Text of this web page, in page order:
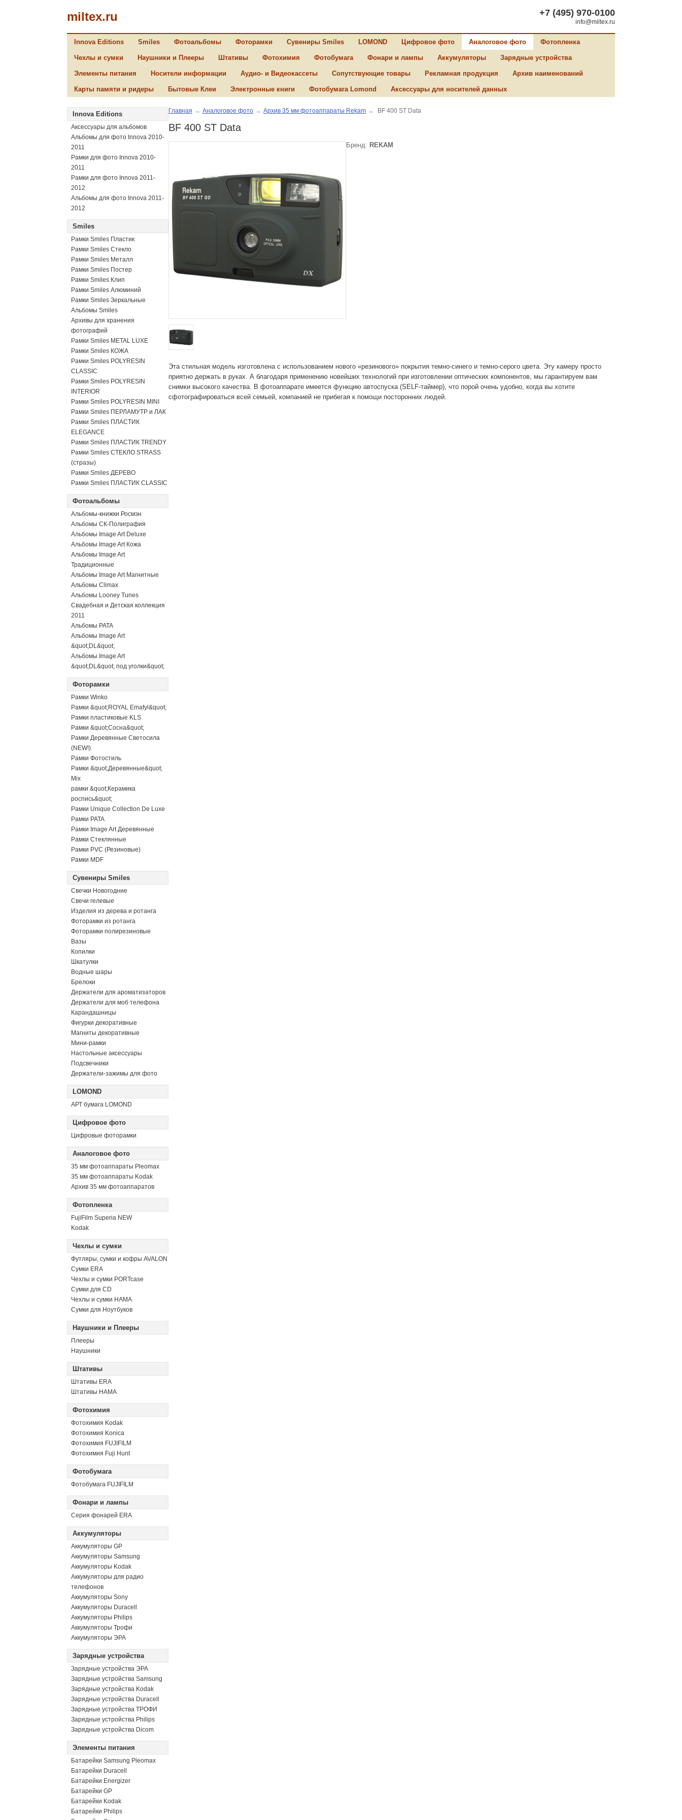
miltex.ru +7 (495) 970-0100
info@miltex.ru
Innova Editions Smiles Фотоальбомы Фоторамки Сувениры Smiles LOMOND Цифровое фото Аналоговое фото Фотопленка
Чехлы и сумки Наушники и Плееры Штативы Фотохимия Фотобумага Фонари и лампы Аккумуляторы Зарядные устройства
Элементы питания Носители информации Аудио- и Видеокассеты Сопутствующие товары Рекламная продукция Архив наименований
Карты памяти и ридеры Бытовые Клеи Электронные книги Фотобумага Lomond Аксессуары для носителей данных
Innova Editions
Аксессуары для альбомов
Альбомы для фото Innova 2010-
2011
Рамки для фото Innova 2010-
2011
Рамки для фото Innova 2011-
2012
Альбомы для фото Innova 2011-
2012
Smiles
Рамки Smiles Пластик
Рамки Smiles Стекло
Рамки Smiles Металл
Рамки Smiles Постер
Рамки Smiles Клип
Рамки Smiles Алюминий
Рамки Smiles Зеркальные
Альбомы Smiles
Архивы для хранения
фотографий
Рамки Smiles METAL LUXE
Рамки Smiles КОЖА
Рамки Smiles POLYRESIN
CLASSIC
Рамки Smiles POLYRESIN
INTERIOR
Рамки Smiles POLYRESIN MINI
Рамки Smiles ПЕРЛАМУТР и ЛАК
Рамки Smiles ПЛАСТИК
ELEGANCE
Рамки Smiles ПЛАСТИК TRENDY
Рамки Smiles СТЕКЛО STRASS
(стразы)
Рамки Smiles ДЕРЕВО
Рамки Smiles ПЛАСТИК CLASSIC
Фотоальбомы
Альбомы-книжки Росмэн
Альбомы СК-Полиграфия
Альбомы Image Art Deluxe
Альбомы Image Art Кожа
Альбомы Image Art
Традиционные
Альбомы Image Art Магнитные
Альбомы Climax
Альбомы Looney Tunes
Свадебная и Детская коллекция
2011
Альбомы PATA
Альбомы Image Art
&quot;DL&quot;
Альбомы Image Art
&quot;DL&quot; под уголки&quot;
Фоторамки
Рамки Winko
Рамки &quot;ROYAL Emafyl&quot;
Рамки пластиковые KLS
Рамки &quot;Сосна&quot;
Рамки Деревянные Светосила
(NEW!)
Рамки Фотостиль
Рамки &quot;Деревянные&quot;
Mix
рамки &quot;Керамика
роспись&quot;
Рамки Unique Collection De Luxe
Рамки PATA
Рамки Image Art Деревянные
Рамки Стеклянные
Рамки PVC (Резиновые)
Рамки MDF
Сувениры Smiles
Свечки Новогодние
Свечи гелевые
Изделия из дерева и ротанга
Фоторамки из ротанга
Фоторамки полирезиновые
Вазы
Копилки
Шкатулки
Водные шары
Брелоки
Держатели для ароматизаторов
Держатели для моб телефона
Карандашницы
Фигурки декоративные
Магниты декоративные
Мини-рамки
Настольные аксессуары
Подсвечники
Держатели-зажимы для фото
LOMOND
АРТ бумага LOMOND
Цифровое фото
Цифровые фоторамки
Аналоговое фото
35 мм фотоаппараты Pleomax
35 мм фотоаппараты Kodak
Архив 35 мм фотоаппаратов
Фотопленка
FujiFilm Superia NEW
Kodak
Чехлы и сумки
Футляры, сумки и кофры AVALON
Сумки ERA
Чехлы и сумки PORTcase
Сумки для CD
Чехлы и сумки HAMA
Сумки для Ноутбуков
Наушники и Плееры
Плееры
Наушники
Штативы
Штативы ERA
Штативы HAMA
Фотохимия
Фотохимия Kodak
Фотохимия Konica
Фотохимия FUJIFILM
Фотохимия Fuji Hunt
Фотобумага
Фотобумага FUJIFILM
Фонари и лампы
Серия фонарей ERA
Аккумуляторы
Аккумуляторы GP
Аккумуляторы Samsung
Аккумуляторы Kodak
Аккумуляторы для радио
телефонов
Аккумуляторы Sony
Аккумуляторы Duracell
Аккумуляторы Philips
Аккумуляторы Трофи
Аккумуляторы ЭРА
Зарядные устройства
Зарядные устройства ЭРА
Зарядные устройства Samsung
Зарядные устройства Kodak
Зарядные устройства Duracell
Зарядные устройства ТРОФИ
Зарядные устройства Philips
Зарядные устройства Dicom
Элементы питания
Батарейки Samsung Pleomax
Батарейки Duracell
Батарейки Energizer
Батарейки GP
Батарейки Kodak
Батарейки Philips
Главная → Аналоговое фото → Архив 35 мм фотоаппараты Rekam → BF 400 ST Data
BF 400 ST Data
Бренд: REKAM
Эта стильная модель изготовлена с использованием нового «резинового» покрытия темно-синего и темно-серого цвета. Эту камеру просто
приятно держать в руках. А благодаря применению новейших технологий при изготовлении оптических компонентов, мы гарантируем вам
снимки высокого качества. В фотоаппарате имеется функцию автоспуска (SELF-таймер), что порой очень удобно, когда вы хотите
сфотографироваться всей семьей, компанией не прибегая к помощи посторонних людей.